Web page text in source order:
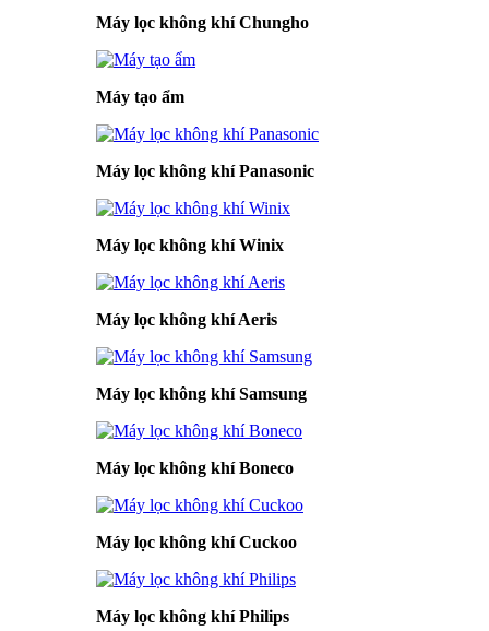
Máy lọc không khí Chungho
Máy tạo ẩm
Máy lọc không khí Panasonic
Máy lọc không khí Winix
Máy lọc không khí Aeris
Máy lọc không khí Samsung
Máy lọc không khí Boneco
Máy lọc không khí Cuckoo
Máy lọc không khí Philips